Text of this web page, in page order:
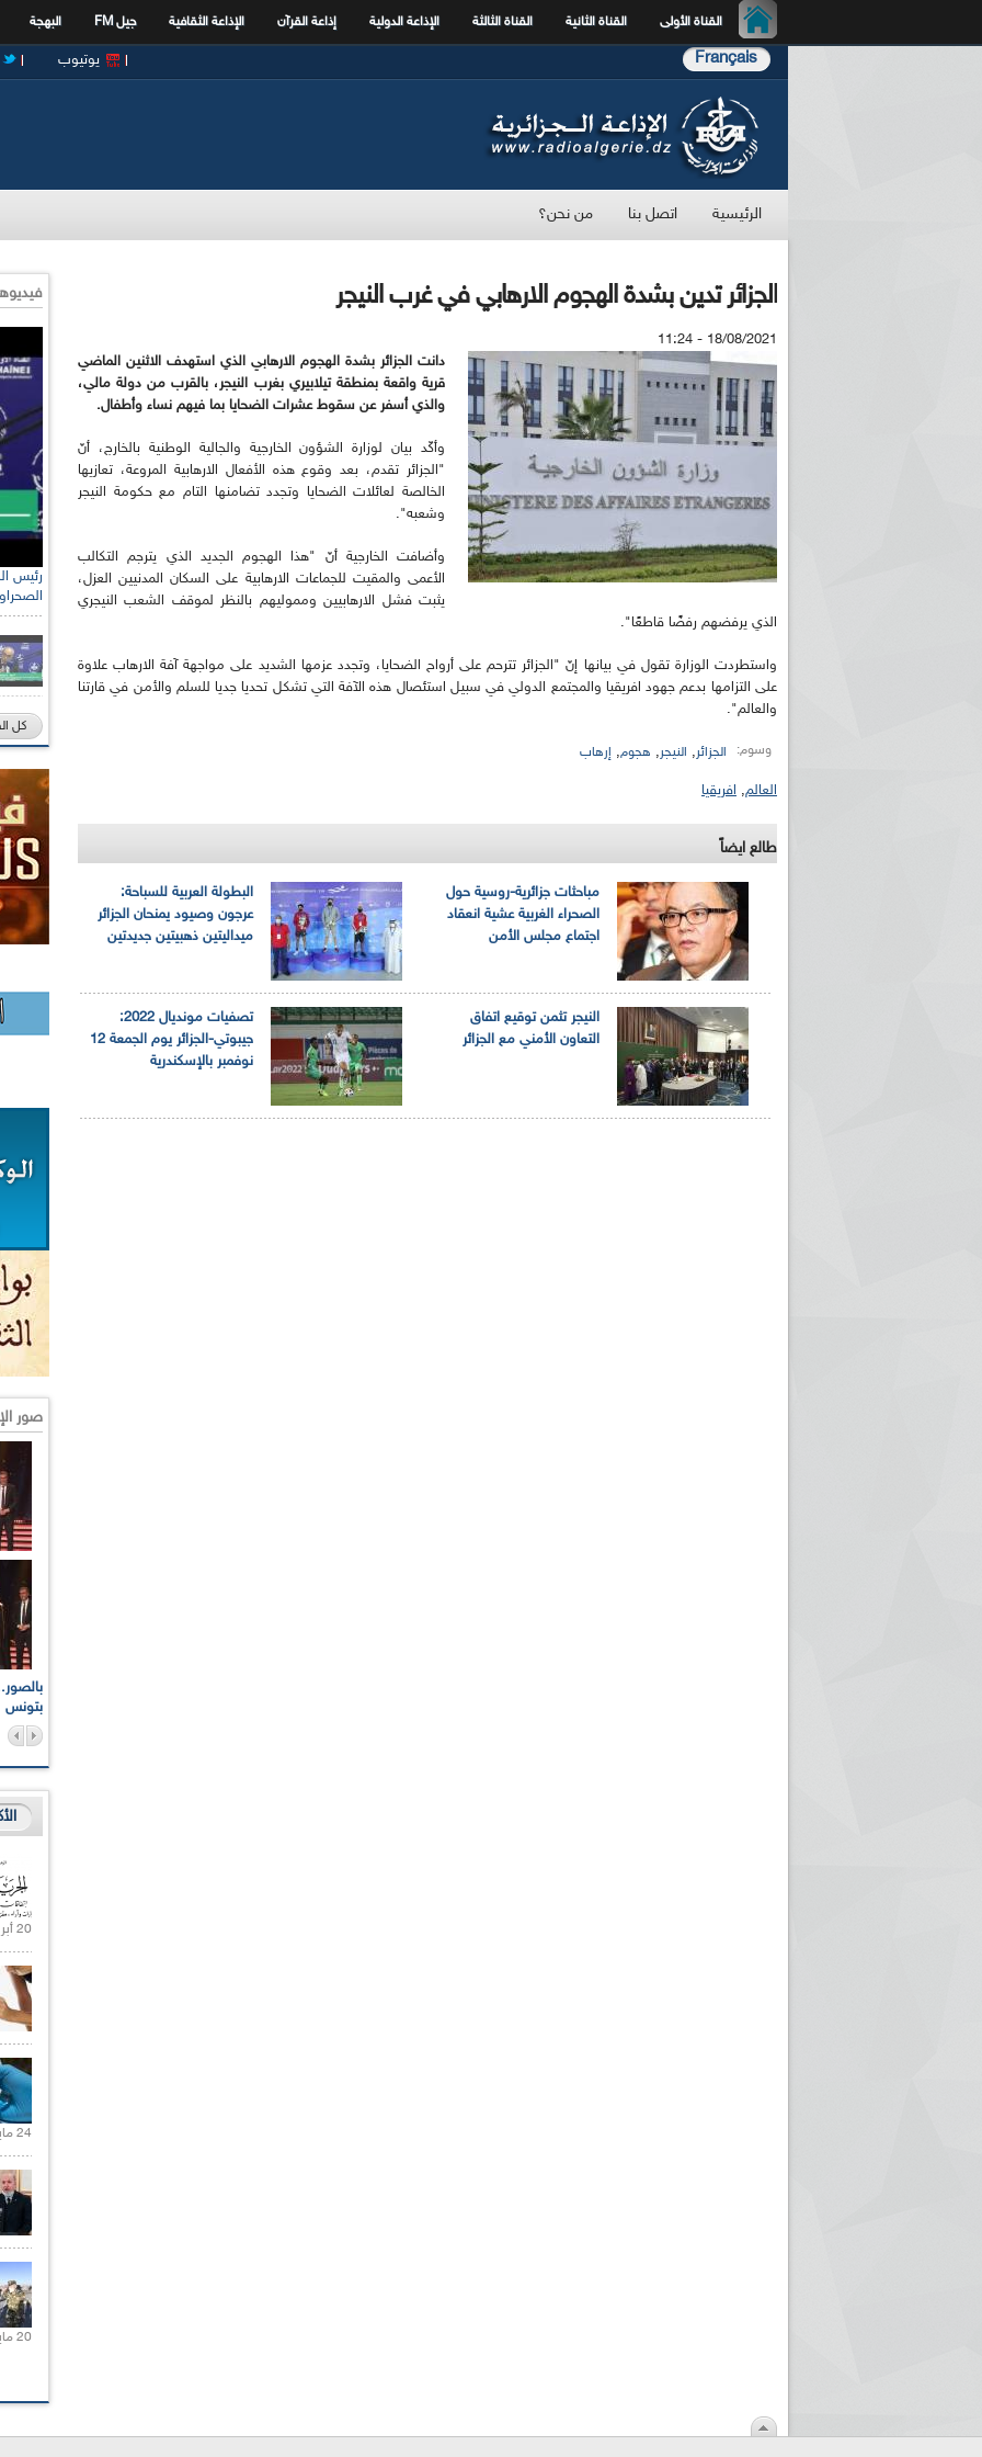
القناة الأولى القناة الثانية القناة الثالثة الإذاعة الدولية إذاعة القرآن الإذاعة الثقافية جيل FM البهجة
Français يوتيوب
الرئيسية اتصل بنا من نحن؟
الجزائر تدين بشدة الهجوم الارهابي في غرب النيجر
18/08/2021 - 11:24
دانت الجزائر بشدة الهجوم الارهابي الذي استهدف الاثنين الماضي
قرية واقعة بمنطقة تيلابيري بغرب النيجر، بالقرب من دولة مالي،
والذي أسفر عن سقوط عشرات الضحايا بما فيهم نساء وأطفال.
وأكّد بيان لوزارة الشؤون الخارجية والجالية الوطنية بالخارج، أنّ
"الجزائر تقدم، بعد وقوع هذه الأفعال الارهابية المروعة، تعازيها
الخالصة لعائلات الضحايا وتجدد تضامنها التام مع حكومة النيجر
وشعبه".
وأضافت الخارجية أنّ "هذا الهجوم الجديد الذي يترجم التكالب
الأعمى والمقيت للجماعات الارهابية على السكان المدنيين العزل،
يثبت فشل الارهابيين ومموليهم بالنظر لموقف الشعب النيجري
الذي يرفضهم رفضًا قاطعًا".
واستطردت الوزارة تقول في بيانها إنّ "الجزائر تترحم على أرواح الضحايا، وتجدد عزمها الشديد على مواجهة آفة الارهاب علاوة
على التزامها بدعم جهود افريقيا والمجتمع الدولي في سبيل استئصال هذه الآفة التي تشكل تحديا جديا للسلم والأمن في قارتنا
والعالم".
وسوم: الجزائر, النيجر, هجوم, إرهاب
العالم, افريقيا
طالع ايضاً
البطولة العربية للسباحة:
عرجون وصيود يمنحان الجزائر
ميداليتين ذهبيتين جديدتين
مباحثات جزائرية-روسية حول
الصحراء الغربية عشية انعقاد
اجتماع مجلس الأمن
تصفيات مونديال 2022:
جيبوتي-الجزائر يوم الجمعة 12
نوفمبر بالإسكندرية
النيجر تثمن توقيع اتفاق
التعاون الأمني مع الجزائر
رئيس
كل
صور
بتونس
20 أبريل 2021 |
24 مايو 2021 |
20 مايو 2021 |